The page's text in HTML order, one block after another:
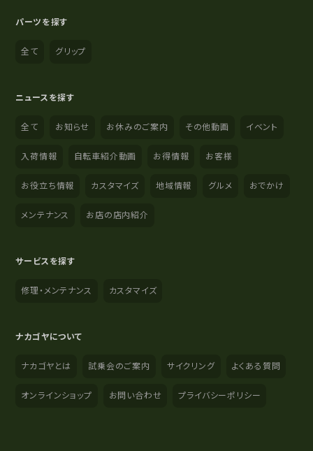
パーツを探す
全て グリップ
ニュースを探す
全て お知らせ お休みのご案内 その他動画 イベント
入荷情報 自転車紹介動画 お得情報 お客様
お役立ち情報 カスタマイズ 地域情報 グルメ おでかけ
メンテナンス お店の店内紹介
サービスを探す
修理・メンテナンス カスタマイズ
ナカゴヤについて
ナカゴヤとは 試乗会のご案内 サイクリング よくある質問
オンラインショップ お問い合わせ プライバシーポリシー